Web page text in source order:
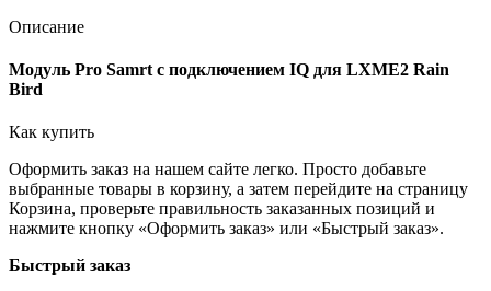
Описание
Модуль Pro Samrt с подключением IQ для LXME2 Rain
Bird
Как купить
Оформить заказ на нашем сайте легко. Просто добавьте
выбранные товары в корзину, а затем перейдите на страницу
Корзина, проверьте правильность заказанных позиций и
нажмите кнопку «Оформить заказ» или «Быстрый заказ».
Быстрый заказ